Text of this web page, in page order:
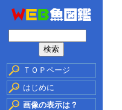
ＴＯＰページ
はじめに
画像の表示は？